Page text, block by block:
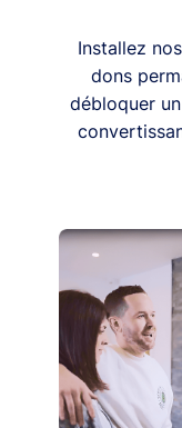
Installez
dons
débloquer